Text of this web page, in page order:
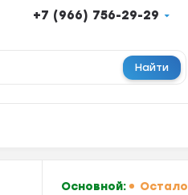
+7 (966) 756-29-29
Найти
Основной: